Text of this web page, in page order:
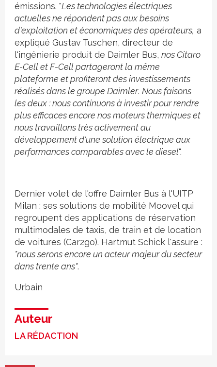
émissions. "Les technologies électriques
actuelles ne répondent pas aux besoins
d'exploitation et économiques des opérateurs, a
expliqué Gustav Tuschen, directeur de
l'ingénierie produit de Daimler Bus, nos Citaro
E-Cell et F-Cell partageront la même
plateforme et profiteront des investissements
réalisés dans le groupe Daimler. Nous faisons
les deux : nous continuons à investir pour rendre
plus efficaces encore nos moteurs thermiques et
nous travaillons très activement au
développement d'une solution électrique aux
performances comparables avec le diesel".
Dernier volet de l'offre Daimler Bus à l'UITP
Milan : ses solutions de mobilité Moovel qui
regroupent des applications de réservation
multimodales de taxis, de train et de location
de voitures (Car2go). Hartmut Schick l'assure :
"nous serons encore un acteur majeur du secteur
dans trente ans".
Urbain
Auteur
LA RÉDACTION